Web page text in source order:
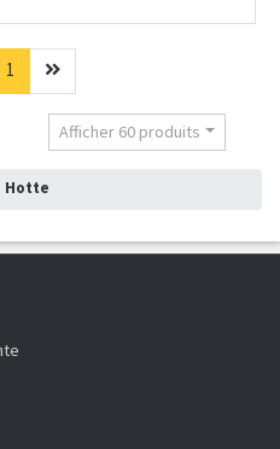
1 (current)Suivant
Afficher 60 produits
Hotte